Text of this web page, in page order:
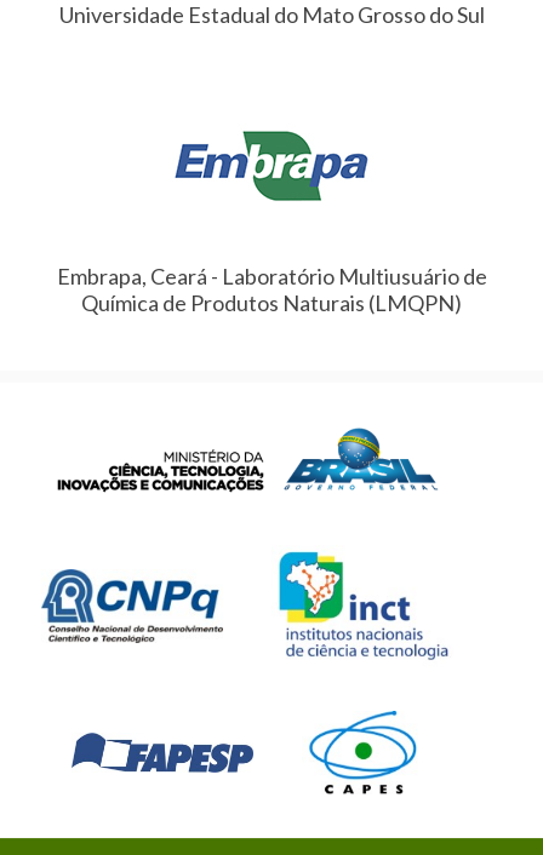
Universidade Estadual do Mato Grosso do Sul
Embrapa, Ceará - Laboratório Multiusuário de
Química de Produtos Naturais (LMQPN)